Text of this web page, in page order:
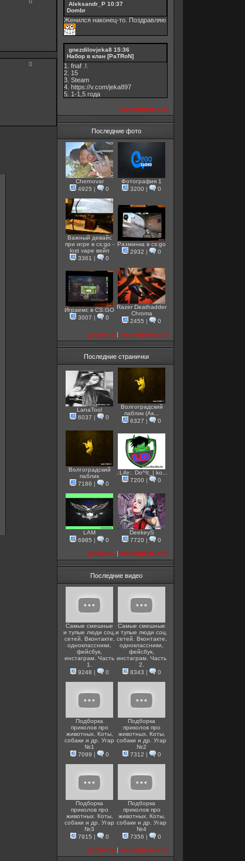
0
0
Aleksandr_P 10:37
Dombr
Женился наконец-то. Поздравляю
gnezdilovjeka8 15:36
Набор в клан [PaTRoN]
1. fnaf .!.
2. 15
3. Steam
4. https://v.com/jeka897
5. 1-1,5 годa
посмотреть все
Последние фото
Chernovar
4925
0
Фотография 1
3200
0
Важный девайс
при игре в cs:go -
lost vape вейп
3361
0
Разминка в cs:go
2932
0
Играемс в CS:GO
3007
0
Razer Deathadder
Chroma
2455
0
добавить посмотреть все
Последние странички
LanaTool
6037
0
Волгоградский
паблик (Ак...
6327
0
Волгоградский
паблик
7186
0
.:Life:. Do^It_| ko...
7200
0
LAM
6985
0
DeekeyS
7720
0
добавить посмотреть все
Последние видео
Самые смешные
и тупые люди соц.
сетей. Вконтакте,
одноклассники,
фейсбук,
инстаграм. Часть
1.
9248
0
Самые смешные
и тупые люди соц.
сетей. Вконтакте,
одноклассники,
фейсбук,
инстаграм. Часть
2.
8343
0
Подборка
приколов про
животных. Коты,
собаки и др. Угар
№1
7099
0
Подборка
приколов про
животных. Коты,
собаки и др. Угар
№2
7312
0
Подборка
приколов про
животных. Коты,
собаки и др. Угар
№3
7915
0
Подборка
приколов про
животных. Коты,
собаки и др. Угар
№4
7356
0
добавить посмотреть все